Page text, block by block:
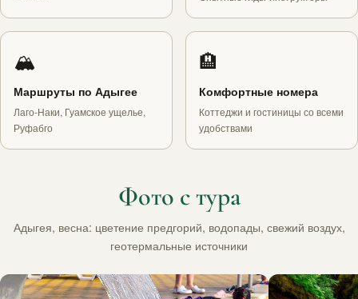
🏔
Маршруты по Адыгее
Лаго-Наки, Гуамское ущелье,
Руфабго
🏨
Комфортные номера
Коттеджи и гостиницы со всеми
удобствами
Фото с тура
Адыгея, весна: цветение предгорий, водопады, свежий воздух,
геотермальные источники